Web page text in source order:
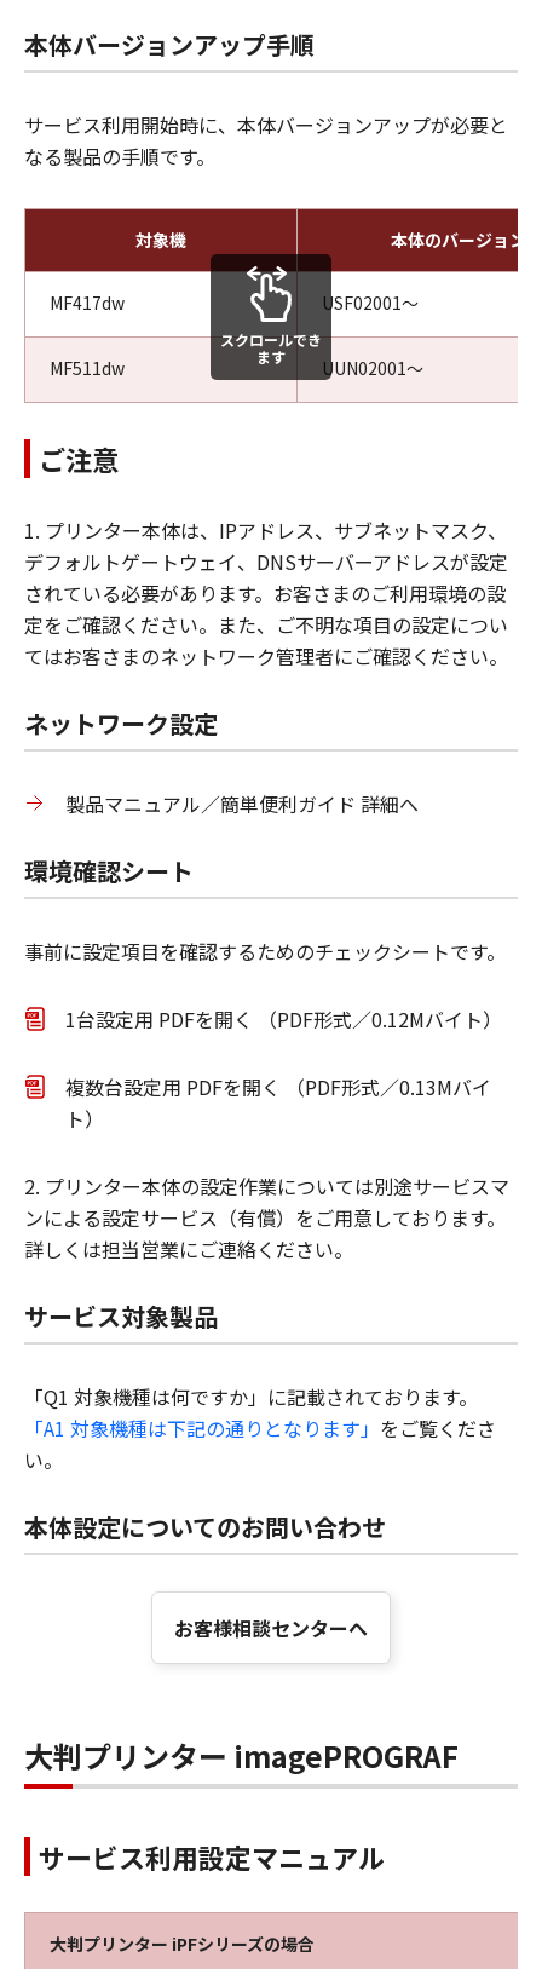
本体バージョンアップ手順
サービス利用開始時に、本体バージョンアップが必要と
なる製品の手順です。
対象機 本体のバージョン
MF417dw USF02001～
MF511dw UUN02001～
スクロールでき
ます
ご注意
1. プリンター本体は、IPアドレス、サブネットマスク、
デフォルトゲートウェイ、DNSサーバーアドレスが設定
されている必要があります。お客さまのご利用環境の設
定をご確認ください。また、ご不明な項目の設定につい
てはお客さまのネットワーク管理者にご確認ください。
ネットワーク設定
製品マニュアル／簡単便利ガイド 詳細へ
環境確認シート
事前に設定項目を確認するためのチェックシートです。
1台設定用 PDFを開く （PDF形式／0.12Mバイト）
複数台設定用 PDFを開く （PDF形式／0.13Mバイ
ト）
2. プリンター本体の設定作業については別途サービスマ
ンによる設定サービス（有償）をご用意しております。
詳しくは担当営業にご連絡ください。
サービス対象製品
「Q1 対象機種は何ですか」に記載されております。
「A1 対象機種は下記の通りとなります」 をご覧くださ
い。
本体設定についてのお問い合わせ
お客様相談センターへ
大判プリンター imagePROGRAF
サービス利用設定マニュアル
大判プリンター iPFシリーズの場合